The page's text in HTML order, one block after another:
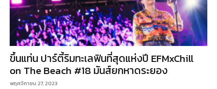
ขึ้นแท่น ปาร์ตี้ริมทะเลฟินที่สุดแห่งปี EFMxChill
on The Beach #18 มันส์ยกหาดระยอง
พฤศจิกายน 27, 2023